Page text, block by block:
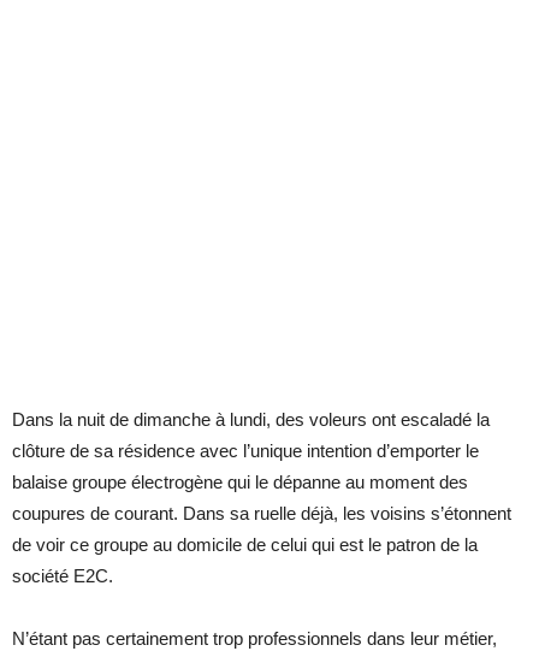
Dans la nuit de dimanche à lundi, des voleurs ont escaladé la
clôture de sa résidence avec l’unique intention d’emporter le
balaise groupe électrogène qui le dépanne au moment des
coupures de courant. Dans sa ruelle déjà, les voisins s’étonnent
de voir ce groupe au domicile de celui qui est le patron de la
société E2C.
N’étant pas certainement trop professionnels dans leur métier,